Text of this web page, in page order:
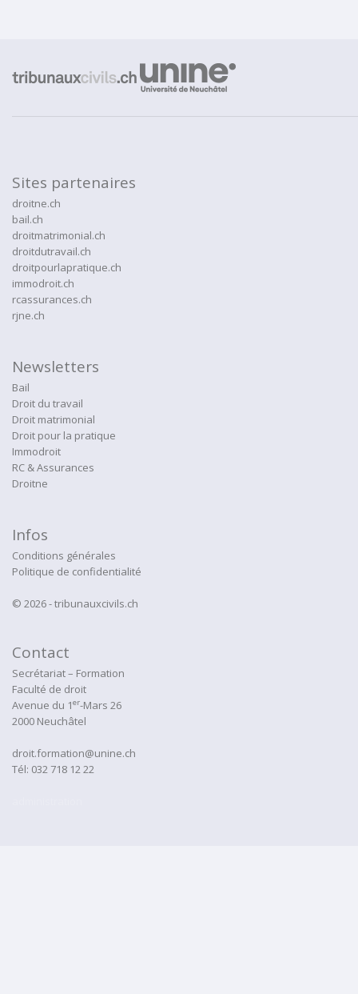
Sites partenaires
droitne.ch
bail.ch
droitmatrimonial.ch
droitdutravail.ch
droitpourlapratique.ch
immodroit.ch
rcassurances.ch
rjne.ch
Newsletters
Bail
Droit du travail
Droit matrimonial
Droit pour la pratique
Immodroit
RC & Assurances
Droitne
Infos
Conditions générales
Politique de confidentialité
© 2026 - tribunauxcivils.ch
Contact
Secrétariat – Formation
Faculté de droit
Avenue du 1er-Mars 26
2000 Neuchâtel
droit.formation@unine.ch
Tél: 032 718 12 22